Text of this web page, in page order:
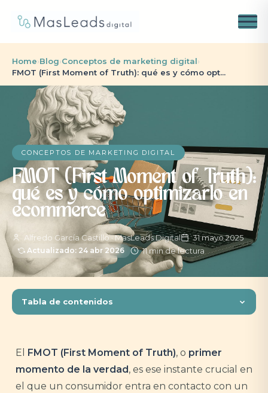
Home›Blog›Conceptos de marketing digital›
FMOT (First Moment of Truth): qué es y cómo opt...
CONCEPTOS DE MARKETING DIGITAL
FMOT (First Moment of Truth):
qué es y cómo optimizarlo en
ecommerce
Alfredo García Castillo · MasLeads Digital 31 mayo 2025
Actualizado: 24 abr 2026 11 min de lectura
Tabla de contenidos
El FMOT (First Moment of Truth), o primer
momento de la verdad, es ese instante crucial en
el que un consumidor entra en contacto con un